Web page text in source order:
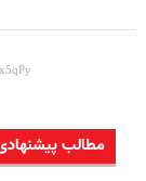
مطالب